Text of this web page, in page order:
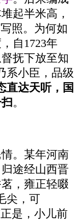
起半米高，
照。为何如
自1723年
抚下放至知
系小臣，品级
直达天听，国
。
。某年河南
途经山西晋
，雍正轻啜
尖，可
是，小儿前